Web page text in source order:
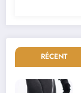
RÉCENT